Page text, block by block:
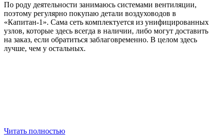
По роду деятельности занимаюсь системами вентиляции,
поэтому регулярно покупаю детали воздуховодов в
«Капитан-1». Сама сеть комплектуется из унифицированных
узлов, которые здесь всегда в наличии, либо могут доставить
на заказ, если обратиться заблаговременно. В целом здесь
лучше, чем у остальных.
Читать полностью